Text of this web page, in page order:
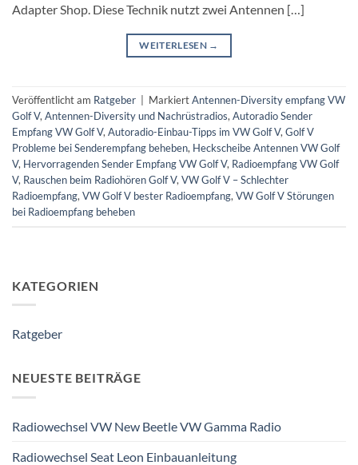
Adapter Shop. Diese Technik nutzt zwei Antennen […]
WEITERLESEN →
Veröffentlicht am Ratgeber MarkiertAntennen-Diversity empfang VW
Golf V, Antennen-Diversity und Nachrüstradios, Autoradio Sender
Empfang VW Golf V, Autoradio-Einbau-Tipps im VW Golf V, Golf V
Probleme bei Senderempfang beheben, Heckscheibe Antennen VW Golf
V, Hervorragenden Sender Empfang VW Golf V, Radioempfang VW Golf
V, Rauschen beim Radiohören Golf V, VW Golf V – Schlechter
Radioempfang, VW Golf V bester Radioempfang, VW Golf V Störungen
bei Radioempfang beheben
KATEGORIEN
Ratgeber
NEUESTE BEITRÄGE
Radiowechsel VW New Beetle VW Gamma Radio
Radiowechsel Seat Leon Einbauanleitung